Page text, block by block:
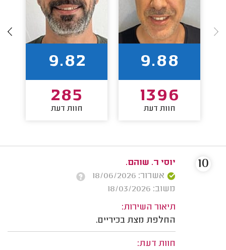
9.88
1396
חוות דעת
9.82
285
חוות דעת
יוסי ר. שוהם.
אשרור: 18/06/2026
משוב: 18/03/2026
תיאור השירות:
החלפת מצת בכיריים.
חוות דעת:
10